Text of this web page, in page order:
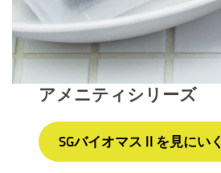
アメニティシリーズ
SGバイオマスⅡ を見にいく